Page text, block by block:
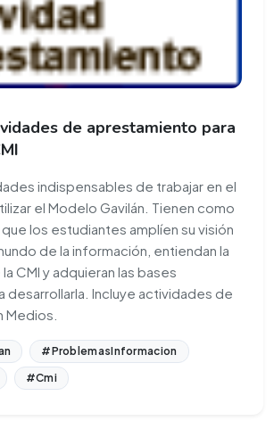
de aprestamiento para
indispensables de trabajar en el
el Modelo Gavilán. Tienen como
los estudiantes amplíen su visión
de la información, entiendan la
CMI y adquieran las bases
desarrollarla. Incluye actividades de
#ProblemasInformacion
#Cmi